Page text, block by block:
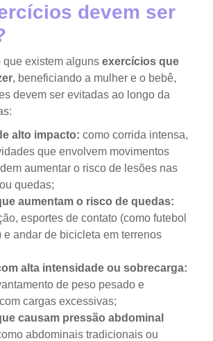
devem ser
que existem alguns exercícios que
, beneficiando a mulher e o bebê,
devem ser evitadas ao longo da
alto impacto: como corrida intensa,
que envolvem movimentos
aumentar o risco de lesões nas
quedas;
aumentam o risco de quedas:
esportes de contato (como futebol
e andar de bicicleta em terrenos
alta intensidade ou sobrecarga:
de peso pesado e
cargas excessivas;
causam pressão abdominal
abdominais tradicionais ou